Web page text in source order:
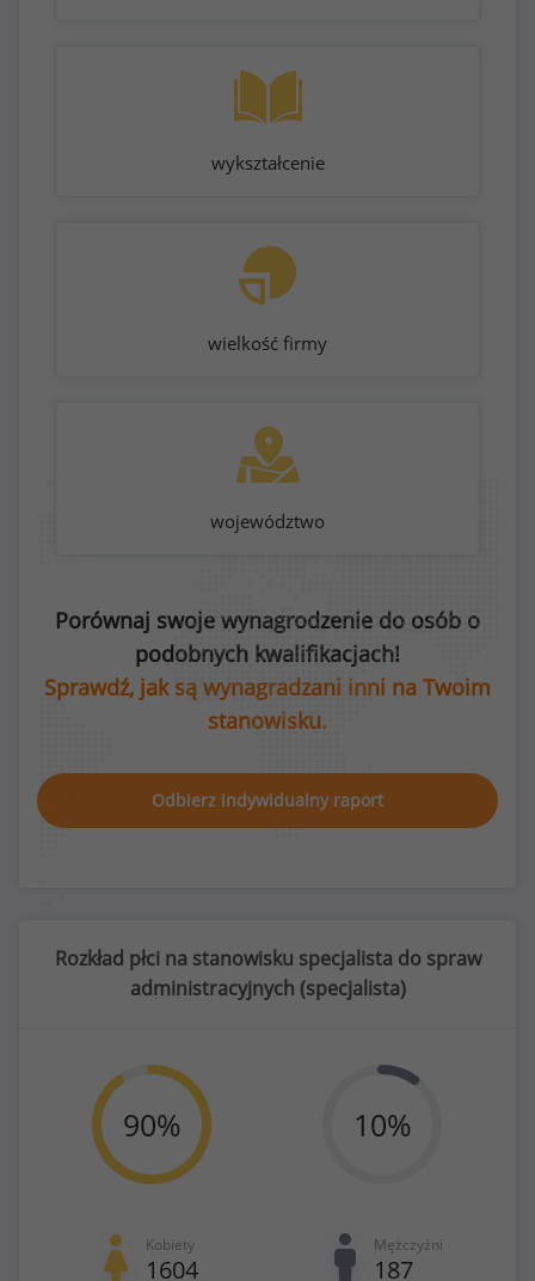
wykształcenie
wielkość firmy
województwo
Porównaj swoje wynagrodzenie do osób o
podobnych kwalifikacjach!
Sprawdź, jak są wynagradzani inni na Twoim
stanowisku.
Odbierz indywidualny raport
Rozkład płci na stanowisku specjalista do spraw
administracyjnych (specjalista)
90%
Kobiety
1604
10%
Mężczyźni
187